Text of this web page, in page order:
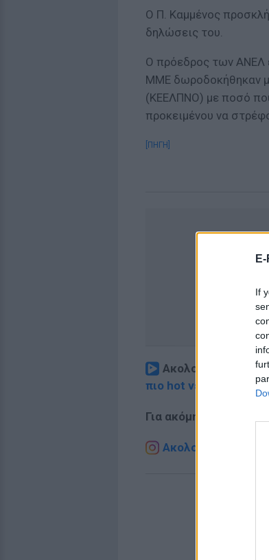
If
Ο Π. Καμμένος
δηλώσεις του.
Ο πρόεδρος των ΑΝΕΛ
ΜΜΕ δωροδοκήθηκαν
(ΚΕΕΛΠΝΟ) με ποσό
προκειμένου να
[ΠΗΓΗ]
Ακολουθήστε το
πιο hot νέα
Για ακόμη
Ακολουθήστε το